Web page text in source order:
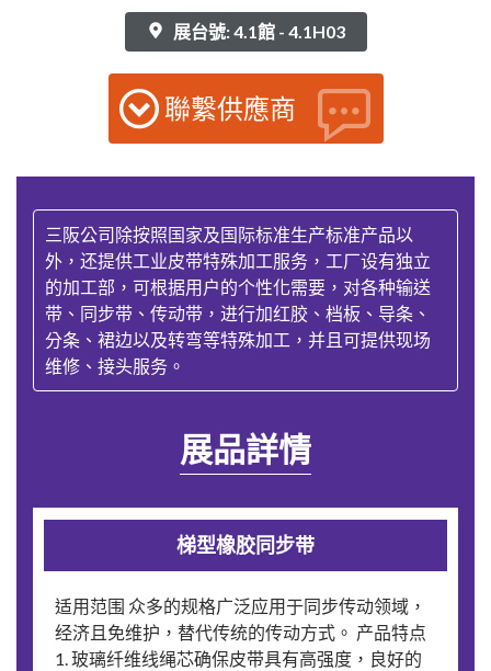
展台號: 4.1館 - 4.1H03
聯繫供應商
三阪公司除按照国家及国际标准生产标准产品以
外，还提供工业皮带特殊加工服务，工厂设有独立
的加工部，可根据用户的个性化需要，对各种输送
带、同步带、传动带，进行加红胶、档板、导条、
分条、裙边以及转弯等特殊加工，并且可提供现场
维修、接头服务。
展品詳情
梯型橡胶同步带
适用范围 众多的规格广泛应用于同步传动领域，
经济且免维护，替代传统的传动方式。 产品特点
1. 玻璃纤维线绳芯确保皮带具有高强度，良好的